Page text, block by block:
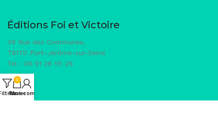
Éditions Foi et Victoire
39 Rue des Communes,
76170 Port-Jérôme-sur-Seine
Tel : 06 51 36 55 26
0
Panier
Mon compte